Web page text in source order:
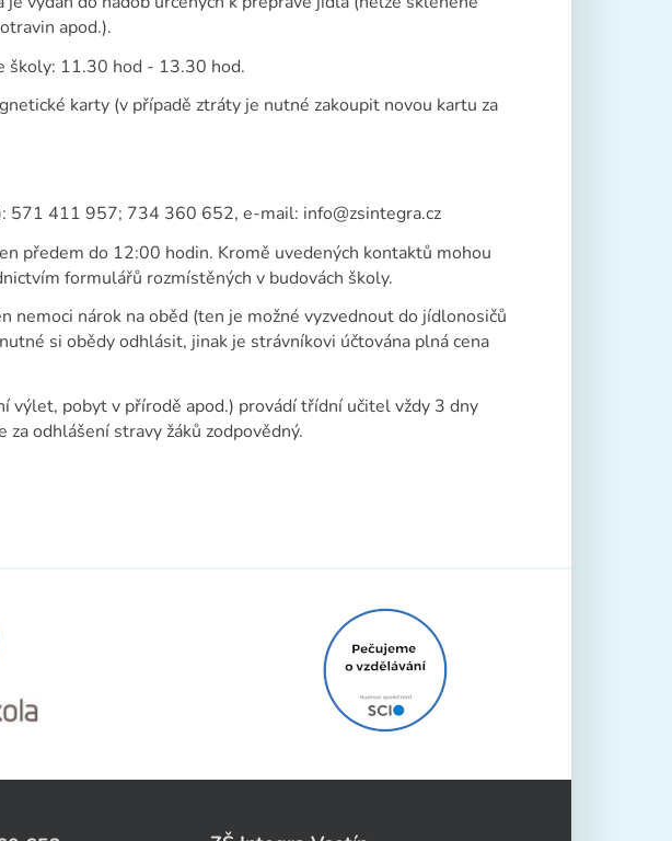
apod.).
školy: 11.30 hod - 13.30 hod.
karty (v případě ztráty je nutné zakoupit novou kartu za
571 411 957; 734 360 652, e-mail: info@zsintegra.cz
předem do 12:00 hodin. Kromě uvedených kontaktů mohou
formulářů rozmístěných v budovách školy.
nemoci nárok na oběd (ten je možné vyzvednout do jídlonosičů
si obědy odhlásit, jinak je strávníkovi účtována plná cena
výlet, pobyt v přírodě apod.) provádí třídní učitel vždy 3 dny
odhlášení stravy žáků zodpovědný.